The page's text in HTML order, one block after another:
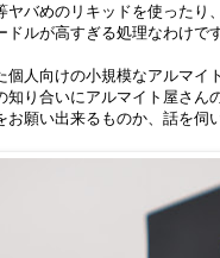
ヤバめのリキッドを使ったり
ルが高すぎる処理なわけです
個人向けの小規模なアルマイ
り合いにアルマイト屋さん
願い出来るものか、話を伺